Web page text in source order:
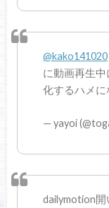
@kako141020
に動画再生
化するハメに
— yayoi
dailymotion